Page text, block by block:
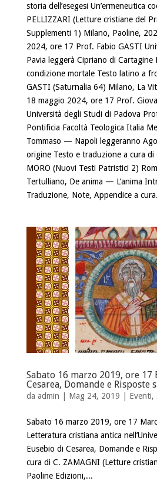
storia dell’esegesi Un’ermeneutica
PELLIZZARI (Letture cristiane del
Supplementi 1) Milano, Paoline,
2024, ore 17 Prof. Fabio GASTI
Pavia leggerà Cipriano di Cartagine
condizione mortale Testo latino a
GASTI (Saturnalia 64) Milano, La
18 maggio 2024, ore 17 Prof.
Università degli Studi di Padova
Pontificia Facoltà Teologica Italia
Tommaso — Napoli leggeranno
origine Testo e traduzione a cura di
MORO (Nuovi Testi Patristici 2)
Tertulliano, De anima — L’anima
Traduzione, Note, Appendice a
Sabato 16 marzo 2019, ore 17
Cesarea, Domande e Risposte
da admin | Mag 24, 2019 | Eventi,
Sabato 16 marzo 2019, ore 17
Letteratura cristiana antica
Eusebio di Cesarea, Domande e
cura di C. ZAMAGNI (Letture
Paoline Edizioni,...